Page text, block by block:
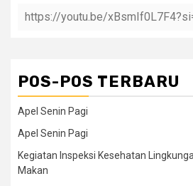
POS-POS TERBARU
Apel Senin Pagi
Apel Senin Pagi
Kegiatan Inspeksi Kesehatan
Makan